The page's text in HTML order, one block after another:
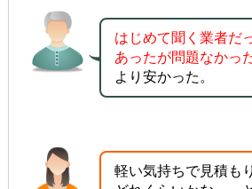
はじめて聞く業者だ
あったが問題なかった
より安かった。
軽い気持ちで見積も